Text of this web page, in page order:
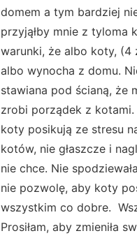
domem a tym bardziej
przyjąłby mnie z tyloma
warunki, że albo koty, (4
albo wynocha z domu.
stawiana pod ścianą, że
zrobi porządek z kotami.
koty posikują ze stresu
kotów, nie głaszcze i
nie chce. Nie
nie pozwolę, aby koty
wszystkim co dobre.
Prosiłam, aby zmieniła